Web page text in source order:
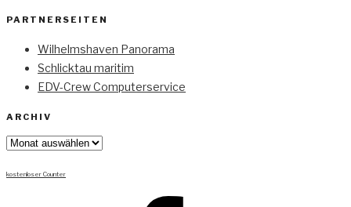
PARTNERSEITEN
Wilhelmshaven Panorama
Schlicktau maritim
EDV-Crew Computerservice
ARCHIV
Archiv
kostenloser Counter